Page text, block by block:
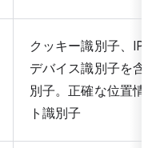
クッキー識別子、IPア
デバイス識別子を含む
別子。正確な位置情報
ト識別子